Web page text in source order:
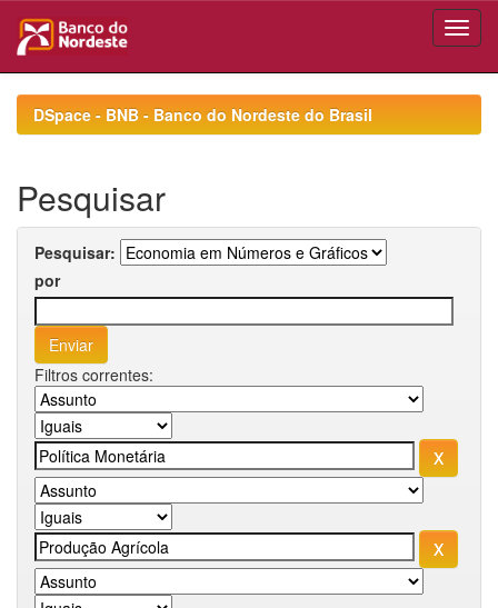
navigationDSpace - BNB - Banco do Nordeste do Brasil
Pesquisar
Pesquisar:
por
Filtros correntes: